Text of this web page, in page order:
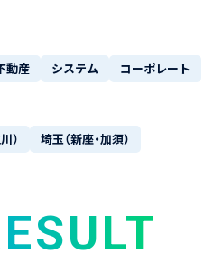
動産 システム コーポレート
）
埼玉（新座・加須）